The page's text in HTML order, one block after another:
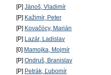
[P] Jánoš, Vladimír
[P] Kažimír, Peter
[P] Kovačócy, Marián
[P] Lazár, Ladislav
[0] Mamojka, Mojmír
[P] Ondruš, Branislav
[P] Petrák, Ľubomír